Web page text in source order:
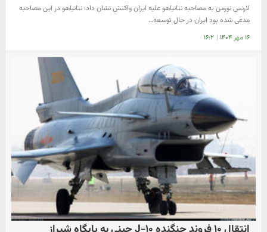
لارنس نورمن به مصاحبه نتانیاهو علیه ایران واکنش نشان داد؛ نتانیاهو در این مصاحبه
مدعی شده بود ایران در حال توسعه…
۱۶ مهر ۱۴۰۴ | ۱۶:۲